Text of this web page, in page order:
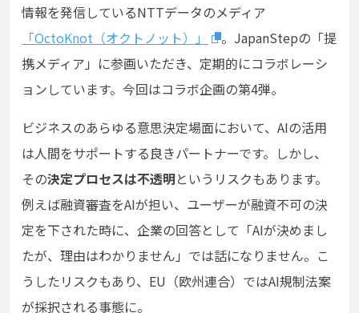
情報を発信しているNTTデータのメディア
「OctoKnot（オクトノット）」
。JapanStepの「提
携メディア」に参画いただき、定期的にコラボレーシ
ョンしています。今回はコラボ企画の第4弾。
ビジネスのあらゆる意思決定場面において、AIの活用
は人間をサポートする良きパートナーです。しかし、
その決定プロセスは不透明というリスクもあります。
例えば融資審査をAIが担い、ユーザーが融資不可の決
定を下された時に、企業の回答として「AIが決めまし
たが、理由はわかりません」では話になりません。こ
うしたリスクもあり、EU（欧州連合）ではAI規制法案
が採択される事態に。